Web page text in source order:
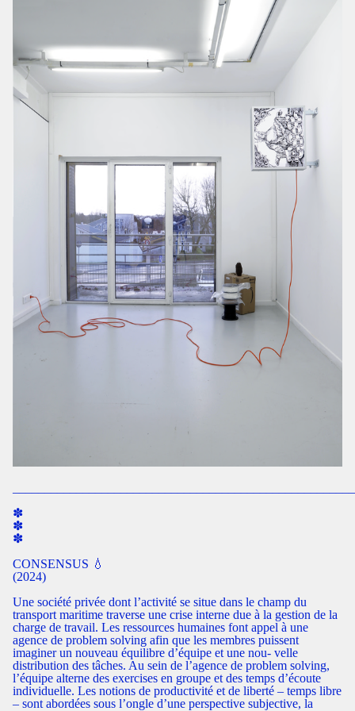
✽ ​​​
✽
✽
CONSENSUS 💧
(2024)
Une société privée dont l’activité se situe dans le champ du
transport maritime traverse une crise interne due à la gestion de la
charge de travail. Les ressources humaines font appel à une
agence de problem solving afin que les membres puissent
imaginer un nouveau équilibre d’équipe et une nou- velle
distribution des tâches. Au sein de l’agence de problem solving,
l’équipe alterne des exercises en groupe et des temps d’écoute
individuelle. Les notions de productivité et de liberté – temps libre
– sont abordées sous l’ongle d’une perspective subjective, la